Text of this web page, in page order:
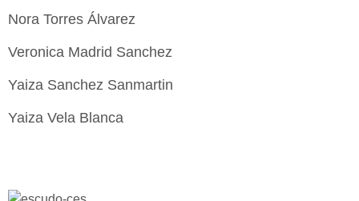
Nora Torres Álvarez
Veronica Madrid Sanchez
Yaiza Sanchez Sanmartin
Yaiza Vela Blanca